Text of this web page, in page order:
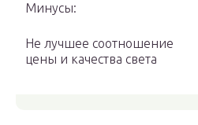
Минусы:
Не лучшее соотношение
цены и качества света